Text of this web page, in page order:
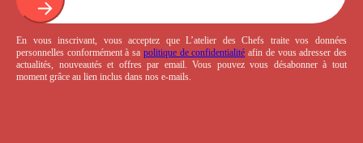
En vous inscrivant, vous acceptez que L’atelier des Chefs traite vos données
personnelles conformément à sa politique de confidentialité afin de vous adresser des
actualités, nouveautés et offres par email. Vous pouvez vous désabonner à tout
moment grâce au lien inclus dans nos e-mails.